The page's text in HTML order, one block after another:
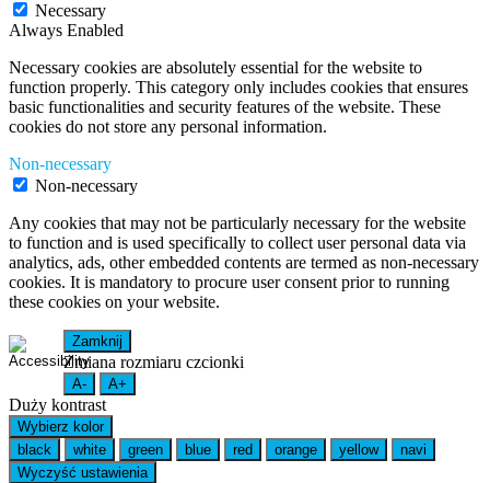
Necessary
Always Enabled
Necessary cookies are absolutely essential for the website to
function properly. This category only includes cookies that ensures
basic functionalities and security features of the website. These
cookies do not store any personal information.
Non-necessary
Non-necessary
Any cookies that may not be particularly necessary for the website
to function and is used specifically to collect user personal data via
analytics, ads, other embedded contents are termed as non-necessary
cookies. It is mandatory to procure user consent prior to running
these cookies on your website.
Zamknij
Zmiana rozmiaru czcionki
A- A+
Duży kontrast
Wybierz kolor
black
white green blue red orange yellow
navi
Wyczyść ustawienia